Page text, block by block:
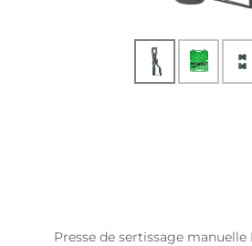
Presse de sertissage manuelle